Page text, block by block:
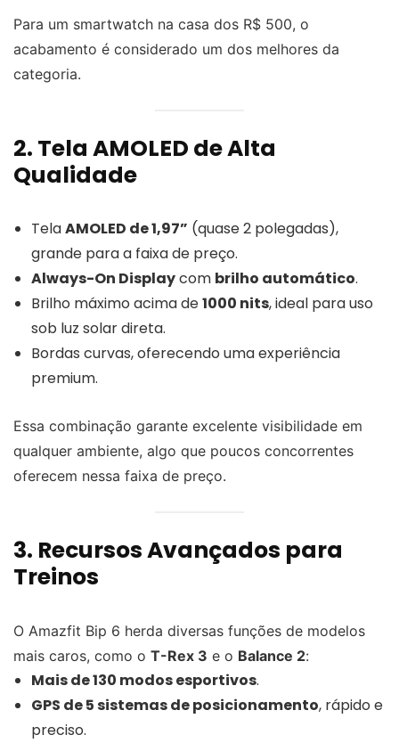
Para um smartwatch na casa dos R$ 500, o
acabamento é considerado um dos melhores da
categoria.
2. Tela AMOLED de Alta
Qualidade
TelaAMOLED de 1,97” (quase 2 polegadas),
grande para a faixa de preço.
Always-On Displaycom brilho automático.
Brilho máximo acima de1000 nits, ideal para uso
sob luz solar direta.
Bordas curvas, oferecendo uma experiência
premium.
Essa combinação garante excelente visibilidade em
qualquer ambiente, algo que poucos concorrentes
oferecem nessa faixa de preço.
3. Recursos Avançados para
Treinos
O Amazfit Bip 6 herda diversas funções de modelos
mais caros, como o T-Rex 3 e o Balance 2:
Mais de 130 modos esportivos.
GPS de 5 sistemas de posicionamento, rápido e
preciso.